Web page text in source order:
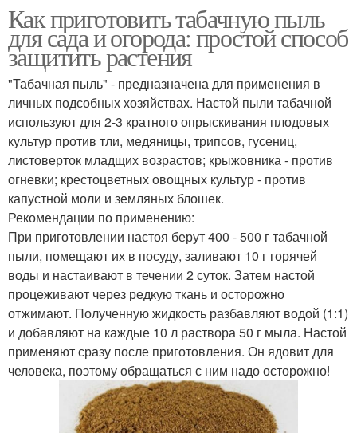
Как приготовить табачную пыль
для сада и огорода: простой способ
защитить растения
"Табачная пыль" - предназначена для применения в
личных подсобных хозяйствах. Настой пыли табачной
используют для 2-3 кратного опрыскивания плодовых
культур против тли, медяницы, трипсов, гусениц,
листоверток младщих возрастов; крыжовника - против
огневки; крестоцветных овощных культур - против
капустной моли и земляных блошек.
Рекомендации по применению:
При приготовлении настоя берут 400 - 500 г табачной
пыли, помещают их в посуду, заливают 10 г горячей
воды и настаивают в течении 2 суток. Затем настой
процеживают через редкую ткань и осторожно
отжимают. Полученную жидкость разбавляют водой (1:1)
и добавляют на каждые 10 л раствора 50 г мыла. Настой
применяют сразу после приготовления. Он ядовит для
человека, поэтому обращаться с ним надо осторожно!